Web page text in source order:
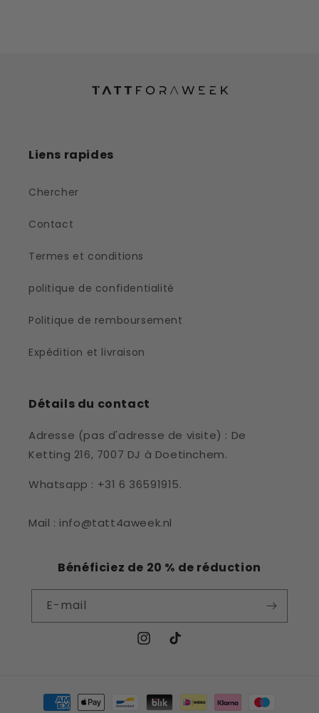
Liens rapides
Chercher
Contact
Termes et conditions
politique de confidentialité
Politique de remboursement
Expédition et livraison
Détails du contact
Adresse (pas d'adresse de visite) : De
Ketting 216, 7007 DJ à Doetinchem.
Whatsapp : +31 6 36591915.
Mail : info@tatt4aweek.nl
Bénéficiez de 20 % de réduction
E-mail
Instagram
TikTok
Moyens